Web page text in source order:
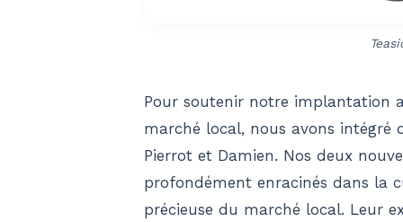
Pour soutenir notre implantation
marché local, nous avons intégré
Pierrot et Damien. Nos deux
profondément enracinés dans la
précieuse du marché local. Leur